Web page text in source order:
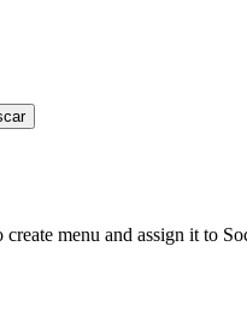
create menu and assign it to